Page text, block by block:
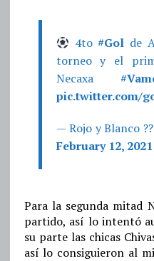
4to#Gol de
torneo y el
Necaxa
pic.twitter.com/
— Rojo y Blanco
February 12, 2021
Para la segunda mitad
partido, así lo intentó
su parte las chicas
así lo consiguieron al